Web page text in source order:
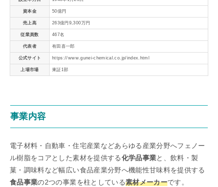
資本金 50億円
売上高 263億円9,300万円
従業員数 467名
代表者 有田喜一郎
公式サイト https://www.gunei-chemical.co.jp/index.html
上場市場 東証1部
事業内容
電子材料・自動車・住宅産業などあらゆる産業分野へフェノー
ル樹脂をコアとした素材を提供する化学品事業と、飲料・製
菓・調味料など幅広い食品産業分野へ機能性甘味料を提供する
食品事業の2つの事業を柱としている素材メーカーです。